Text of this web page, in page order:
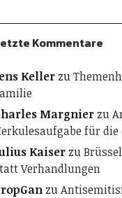
Kommentare
Kellerzu
Margnierzu
für die
Kaiserzu
Verhandlungen
zu